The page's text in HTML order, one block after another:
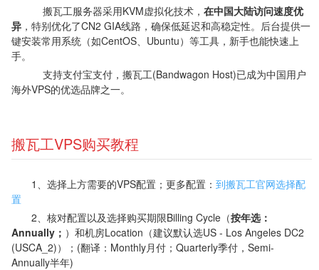
搬瓦工服务器采用KVM虚拟化技术， 在中国大陆访问速度优
异 ，特别优化了CN2 GIA线路，确保低延迟和高稳定性。后台提供一
键安装常用系统（如CentOS、Ubuntu）等工具，新手也能快速上
手。
支持支付宝支付，搬瓦工(Bandwagon Host)已成为中国用户
海外VPS的优选品牌之一。
搬瓦工VPS购买教程
1、选择上方需要的VPS配置；更多配置： 到搬瓦工官网选择配
置
2、核对配置以及选择购买期限Billing Cycle（按年选：
Annually； ）和机房Location（建议默认选US - Los Angeles DC2
(USCA_2)）；(翻译：Monthly月付；Quarterly季付，Semi-
Annually半年)